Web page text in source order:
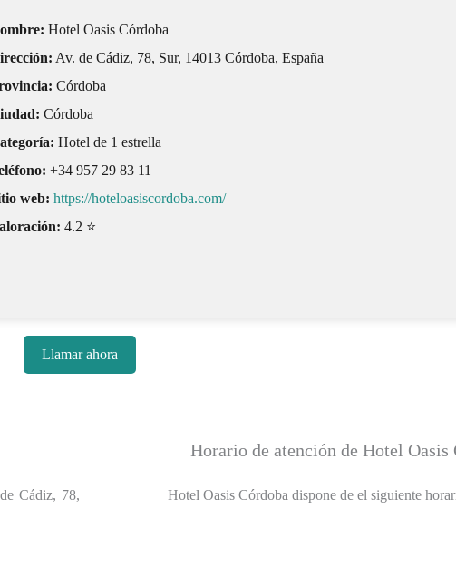
Hotel Oasis Córdoba
Av. de Cádiz, 78, Sur, 14013 Córdoba, España
Córdoba
Córdoba
Hotel de 1 estrella
+34 957 29 83 11
web: https://hoteloasiscordoba.com/
4.2 ⭐
Llamar ahora
Cádiz, 78,
Horario de atención de Hotel Oasis
Hotel Oasis Córdoba dispone de el siguiente